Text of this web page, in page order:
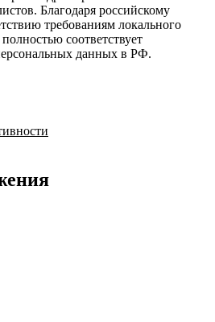
Благодаря российскому
требованиям локального
соответствует
данных в РФ.